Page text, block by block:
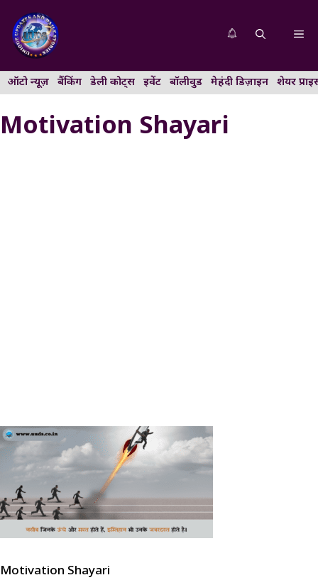
content
ऑटो न्यूज़ बैंकिंग डेली कोट्स इवेंट बॉलीवुड मेहंदी डिज़ाइन शेयर
Motivation Shayari
Motivation Shayari